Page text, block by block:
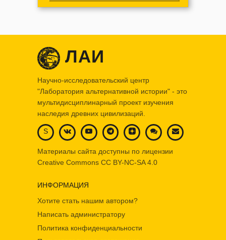
ЛАИ
Научно-исследовательский центр
"Лаборатория альтернативной истории" - это
мультидисциплинарный проект изучения
наследия древних цивилизаций.
S
Материалы сайта доступны по лицензии
Creative Commons CC BY-NC-SA 4.0
ИНФОРМАЦИЯ
Хотите стать нашим автором?
Написать администратору
Политика конфиденциальности